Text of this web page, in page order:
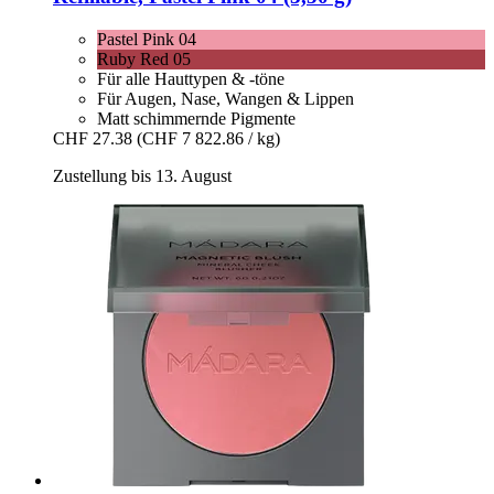
Pastel Pink 04
Ruby Red 05
Für alle Hauttypen & -töne
Für Augen, Nase, Wangen & Lippen
Matt schimmernde Pigmente
CHF 27.38 (CHF 7 822.86 / kg)
Zustellung bis 13. August